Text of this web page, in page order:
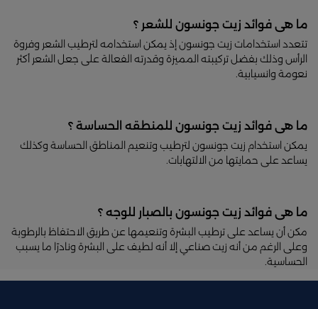
ما هى فوائد زيت جونسون للشعر ؟
تتعدد استخدامات زيت جونسون إذ يمكن استخدامه لترطيب الشعر وفروة
الرأس وذلك بفضل تركيبته المميزة وقدرته الفعالة على جعل الشعر أكثر
نعومة وانسيابية.
ما هى فوائد زيت جونسون للمنطقه الحساسة ؟
يمكن استخدام زيت جونسون لترطيب وتنعيم المناطق الحساسة وكذلك
يساعد على حمايتها من الالتهابات.
ما هى فوائد زيت جونسون بالصبار للوجه ؟
مكن أن يساعد على ترطيب البشرة وتنعيمها عن طريق الاحتفاظ بالرطوبة
وعلى الرغم من أنه زيت صناعي إلا أنه لطيف على البشرة ونادرًا ما يسبب
الحساسية.